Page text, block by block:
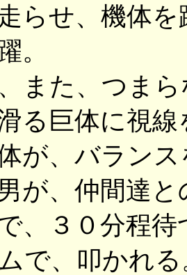
らせ、機体
。
、また、つま
る巨体に視
が、バラン
が、仲間達
、３０分程
で、叩かれる